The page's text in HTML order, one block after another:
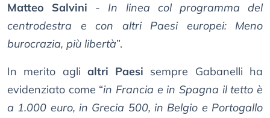
Matteo Salvini - In linea col programma del
centrodestra e con altri Paesi europei: Meno
burocrazia, più libertà”.
In merito agli altri Paesi sempre Gabanelli ha
evidenziato come “in Francia e in Spagna il tetto è
a 1.000 euro, in Grecia 500, in Belgio e Portogallo